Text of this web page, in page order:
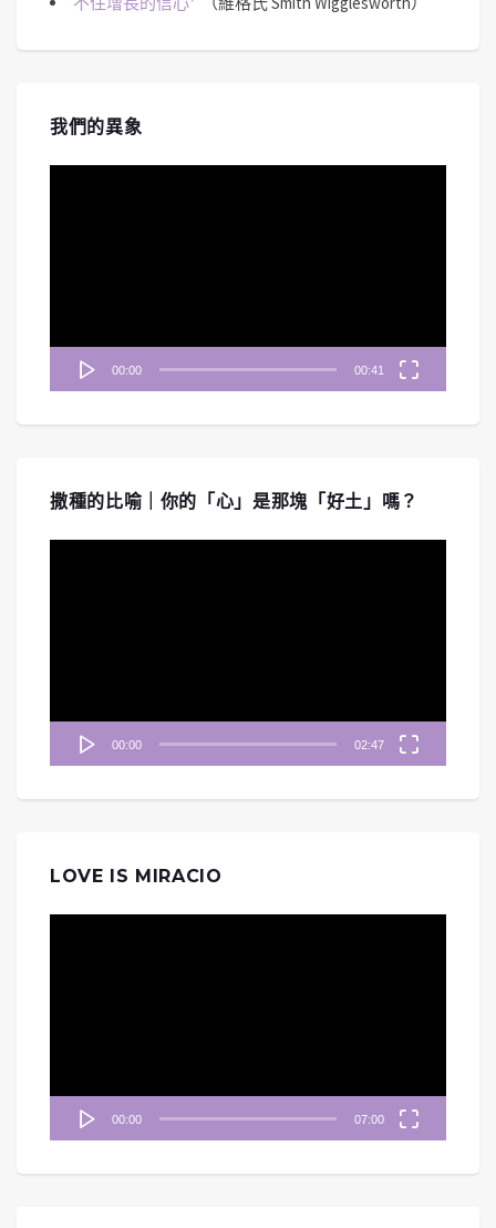
我們的異象
00:00 00:41
撒種的比喻｜你的「心」是那塊「好土」嗎？
00:00 02:47
LOVE IS MIRACIO
00:00 07:00